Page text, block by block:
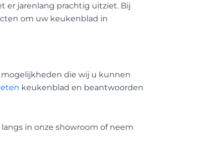
er jarenlang prachtig uitziet. Bij
om uw keukenblad in
die wij u kunnen
keukenblad en beantwoorden
langs in onze showroom of neem